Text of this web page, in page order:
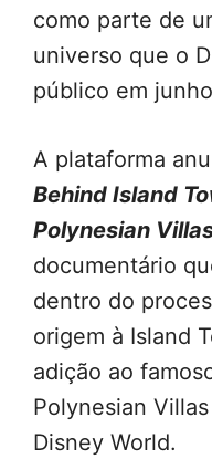
como parte de
universo que o
público em
A plataforma
Behind Island
Polynesian
documentário
dentro do
origem à Island
adição ao
Polynesian
Disney World.